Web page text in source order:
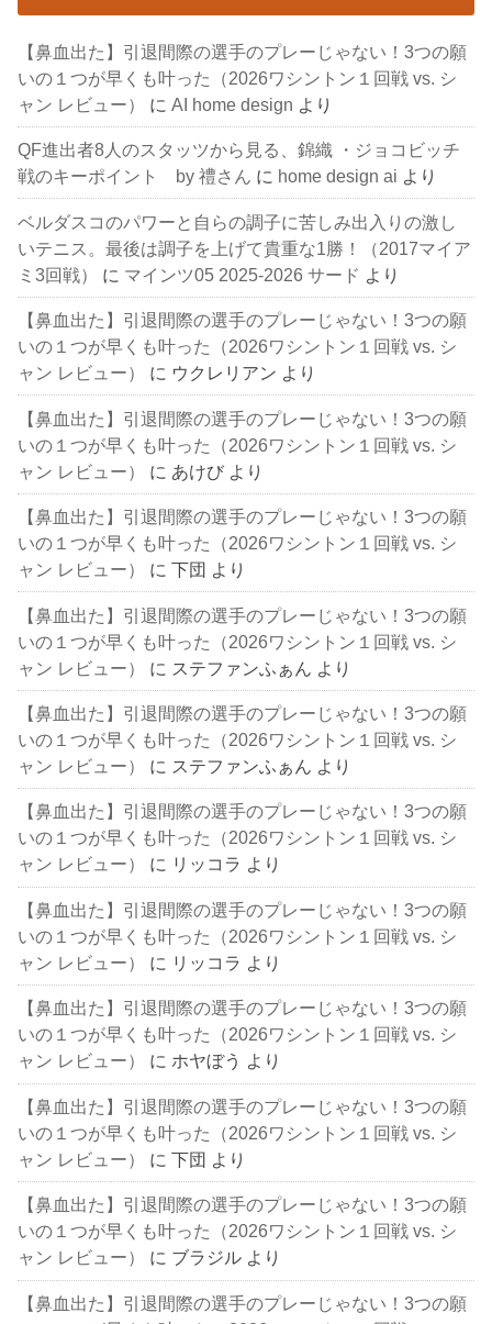
【鼻血出た】引退間際の選手のプレーじゃない！3つの願
いの１つが早くも叶った（2026ワシントン１回戦 vs. シ
ャン レビュー）
にAI home design より
QF進出者8人のスタッツから見る、錦織 ・ジョコビッチ
戦のキーポイント by 禮さん に home design ai より
ベルダスコのパワーと自らの調子に苦しみ出入りの激し
いテニス。最後は調子を上げて貴重な1勝！（2017マイア
ミ3回戦）
に マインツ05 2025-2026 サード より
【鼻血出た】引退間際の選手のプレーじゃない！3つの願
いの１つが早くも叶った（2026ワシントン１回戦 vs. シ
ャン レビュー）
に ウクレリアン より
【鼻血出た】引退間際の選手のプレーじゃない！3つの願
いの１つが早くも叶った（2026ワシントン１回戦 vs. シ
ャン レビュー）
に あけび より
【鼻血出た】引退間際の選手のプレーじゃない！3つの願
いの１つが早くも叶った（2026ワシントン１回戦 vs. シ
ャン レビュー）
に下団 より
【鼻血出た】引退間際の選手のプレーじゃない！3つの願
いの１つが早くも叶った（2026ワシントン１回戦 vs. シ
ャン レビュー）
に ステファンふぁん より
【鼻血出た】引退間際の選手のプレーじゃない！3つの願
いの１つが早くも叶った（2026ワシントン１回戦 vs. シ
ャン レビュー）
に ステファンふぁん より
【鼻血出た】引退間際の選手のプレーじゃない！3つの願
いの１つが早くも叶った（2026ワシントン１回戦 vs. シ
ャン レビュー）
に リッコラ より
【鼻血出た】引退間際の選手のプレーじゃない！3つの願
いの１つが早くも叶った（2026ワシントン１回戦 vs. シ
ャン レビュー）
に リッコラ より
【鼻血出た】引退間際の選手のプレーじゃない！3つの願
いの１つが早くも叶った（2026ワシントン１回戦 vs. シ
ャン レビュー）
に ホヤぼう より
【鼻血出た】引退間際の選手のプレーじゃない！3つの願
いの１つが早くも叶った（2026ワシントン１回戦 vs. シ
ャン レビュー）
に下団 より
【鼻血出た】引退間際の選手のプレーじゃない！3つの願
いの１つが早くも叶った（2026ワシントン１回戦 vs. シ
ャン レビュー）
に ブラジル より
【鼻血出た】引退間際の選手のプレーじゃない！3つの願